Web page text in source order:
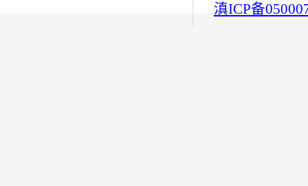
滇ICP备